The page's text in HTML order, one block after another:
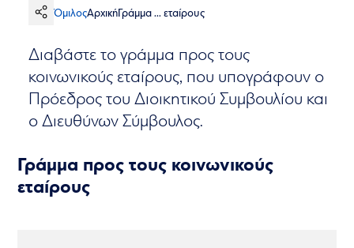
ΌμιλοςΑρχικήΓράμμα ... εταίρους
Διαβάστε το γράμμα προς τους
κοινωνικούς εταίρους, που υπογράφουν ο
Πρόεδρος του Διοικητικού Συμβουλίου και
ο Διευθύνων Σύμβουλος.
Γράμμα προς τους κοινωνικούς
εταίρους